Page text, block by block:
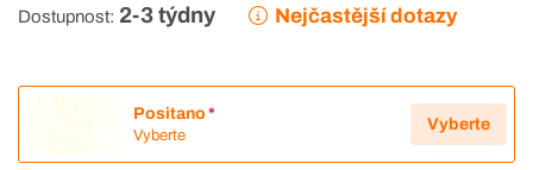
Dostupnost: 2-3 týdny Nejčastější dotazy
Positano *
Vyberte
Vyberte